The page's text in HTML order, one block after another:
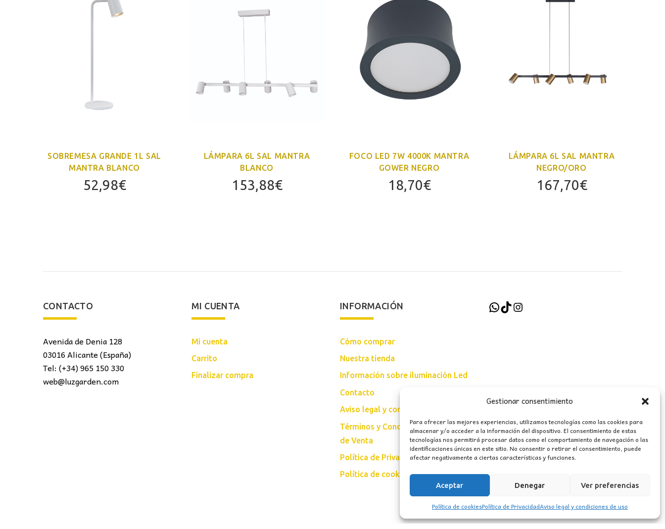
Gestionar consentimiento
Para ofrecer las mejores experiencias, utilizamos tecnologías como las cookies para
almacenar y/o acceder a la información del dispositivo. El consentimiento de estas
tecnologías nos permitirá procesar datos como el comportamiento de navegación o las
identificaciones únicas en este sitio. No consentir o retirar el consentimiento, puede
afectar negativamente a ciertas características y funciones.
Aceptar Denegar Ver preferencias
Política de cookiesPolítica de PrivacidadAviso legal y condiciones de uso
SOBREMESA GRANDE 1L SAL
MANTRA BLANCO
52,98€
LÁMPARA 6L SAL MANTRA
BLANCO
153,88€
FOCO LED 7W 4000K MANTRA
GOWER NEGRO
18,70€
LÁMPARA 6L SAL MANTRA
NEGRO/ORO
167,70€
CONTACTO
Avenida de Denia 128
03016 Alicante (España)
Tel: (+34) 965 150 330
web@luzgarden.com
MI CUENTA
Mi cuenta
Carrito
Finalizar compra
INFORMACIÓN
Cómo comprar
Nuestra tienda
Información sobre iluminación Led
Contacto
Aviso legal y condiciones de uso
Términos y Condiciones Generales
de Venta
Política de Privacidad
Política de cookies (UE)
WhatsApp
TikTokInstagram